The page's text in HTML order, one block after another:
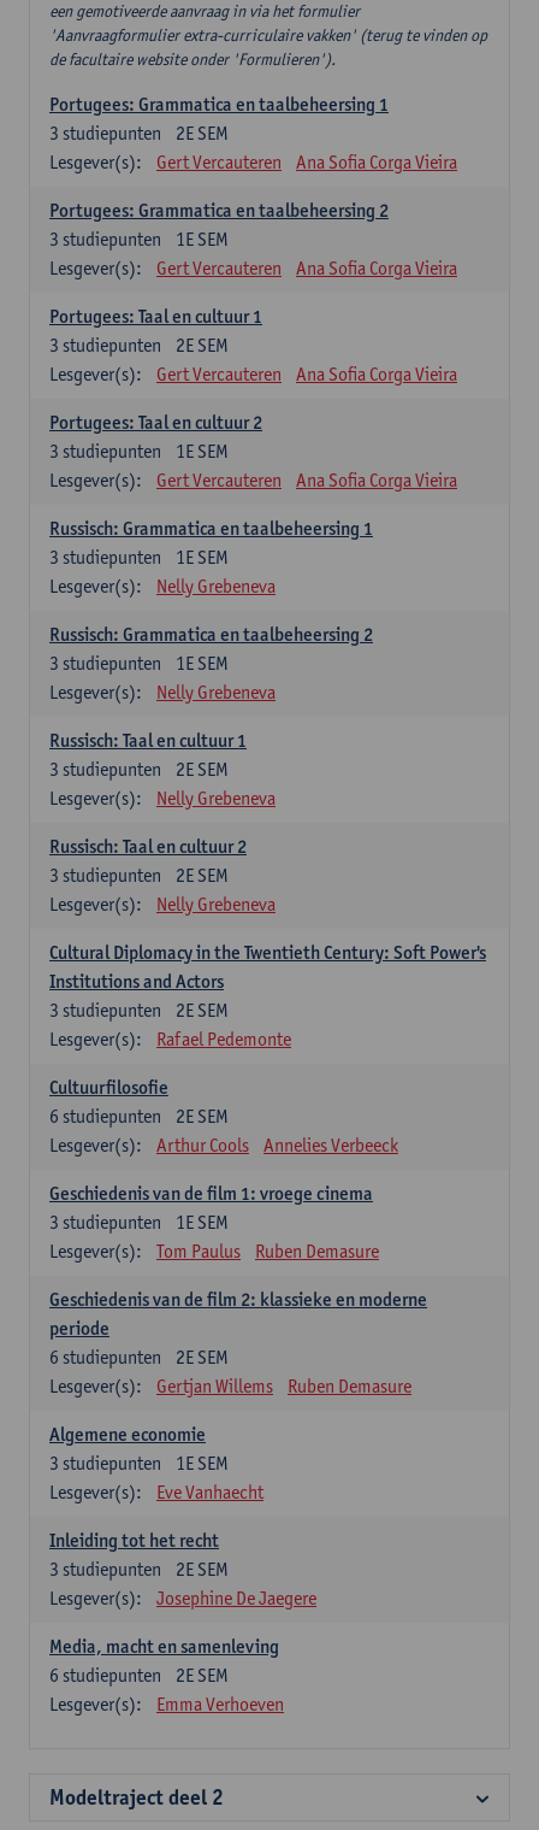
een gemotiveerde aanvraag in via het formulier
'Aanvraagformulier extra-curriculaire vakken' (terug te vinden op
de facultaire website onder 'Formulieren').
Portugees: Grammatica en taalbeheersing 1
2E SEM
3 studiepunten
Lesgever(s):
Gert Vercauteren Ana Sofia Corga Vieira
Portugees: Grammatica en taalbeheersing 2
1E SEM
3 studiepunten
Lesgever(s):
Gert Vercauteren Ana Sofia Corga Vieira
Portugees: Taal en cultuur 1
2E SEM
3 studiepunten
Lesgever(s):
Gert Vercauteren Ana Sofia Corga Vieira
Portugees: Taal en cultuur 2
1E SEM
3 studiepunten
Lesgever(s):
Gert Vercauteren Ana Sofia Corga Vieira
Russisch: Grammatica en taalbeheersing 1
1E SEM
3 studiepunten
Lesgever(s):
Nelly Grebeneva
Russisch: Grammatica en taalbeheersing 2
1E SEM
3 studiepunten
Lesgever(s):
Nelly Grebeneva
Russisch: Taal en cultuur 1
2E SEM
3 studiepunten
Lesgever(s):
Nelly Grebeneva
Russisch: Taal en cultuur 2
2E SEM
3 studiepunten
Lesgever(s):
Nelly Grebeneva
Cultural Diplomacy in the Twentieth Century: Soft Power's
Institutions and Actors
2E SEM
3 studiepunten
Lesgever(s):
Rafael Pedemonte
Cultuurfilosofie
2E SEM
6 studiepunten
Lesgever(s):
Arthur Cools Annelies Verbeeck
Geschiedenis van de film 1: vroege cinema
1E SEM
3 studiepunten
Lesgever(s):
Tom Paulus Ruben Demasure
Geschiedenis van de film 2: klassieke en moderne
periode
2E SEM
6 studiepunten
Lesgever(s):
Gertjan Willems Ruben Demasure
Algemene economie
1E SEM
3 studiepunten
Lesgever(s):
Eve Vanhaecht
Inleiding tot het recht
2E SEM
3 studiepunten
Lesgever(s):
Josephine De Jaegere
Media, macht en samenleving
2E SEM
6 studiepunten
Lesgever(s):
Emma Verhoeven
Modeltraject deel 2